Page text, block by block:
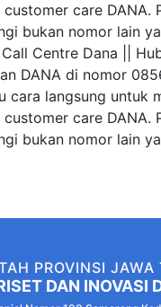
care DANA.
bukan nomor lain
Centre Dana ||
DANA di nomor
cara langsung untuk
care DANA.
bukan nomor lain
PROVINSI JAWA
DAN INOVASI